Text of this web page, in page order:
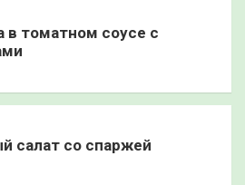
в томатном соусе с
салат со спаржей